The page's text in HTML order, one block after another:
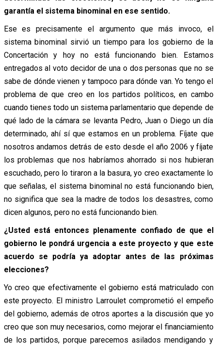
garantía el sistema binominal en ese sentido.
Ese es precisamente el argumento que más invoco, el
sistema binominal sirvió un tiempo para los gobierno de la
Concertación y hoy no está funcionando bien. Estamos
entregados al voto decidor de una o dos personas que no se
sabe de dónde vienen y tampoco para dónde van. Yo tengo el
problema de que creo en los partidos políticos, en cambo
cuando tienes todo un sistema parlamentario que depende de
qué lado de la cámara se levanta Pedro, Juan o Diego un día
determinado, ahí sí que estamos en un problema. Fíjate que
nosotros andamos detrás de esto desde el año 2006 y fíjate
los problemas que nos habríamos ahorrado si nos hubieran
escuchado, pero lo tiraron a la basura, yo creo exactamente lo
que señalas, el sistema binominal no está funcionando bien,
no significa que sea la madre de todos los desastres, como
dicen algunos, pero no está funcionando bien.
¿Usted está entonces plenamente confiado de que el
gobierno le pondrá urgencia a este proyecto y que este
acuerdo se podría ya adoptar antes de las próximas
elecciones?
Yo creo que efectivamente el gobierno está matriculado con
este proyecto. El ministro Larroulet comprometió el empeño
del gobierno, además de otros aportes a la discusión que yo
creo que son muy necesarios, como mejorar el financiamiento
de los partidos, porque parecemos asilados mendigando y